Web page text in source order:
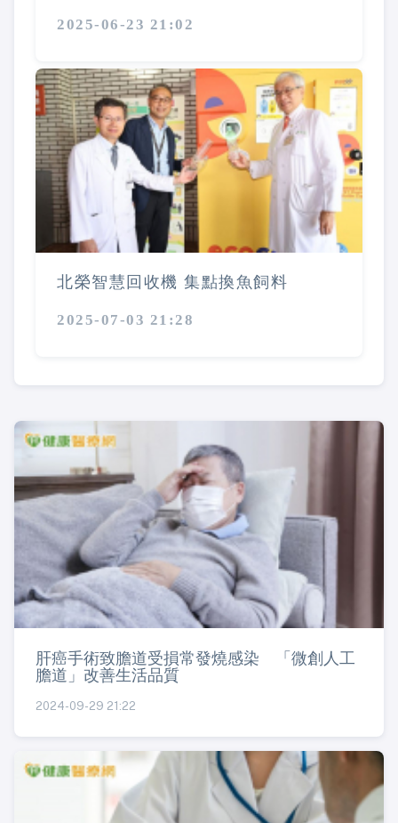
2025-06-23 21:02
北榮智慧回收機 集點換魚飼料
2025-07-03 21:28
肝癌手術致膽道受損常發燒感染 「微創人工
膽道」改善生活品質
2024-09-29 21:22